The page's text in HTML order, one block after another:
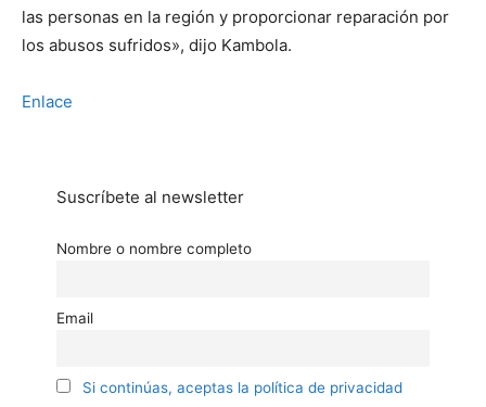
las personas en la región y proporcionar reparación por
los abusos sufridos», dijo Kambola.
Enlace
Suscríbete al newsletter
Nombre o nombre completo
Email
Si continúas, aceptas la política de privacidad